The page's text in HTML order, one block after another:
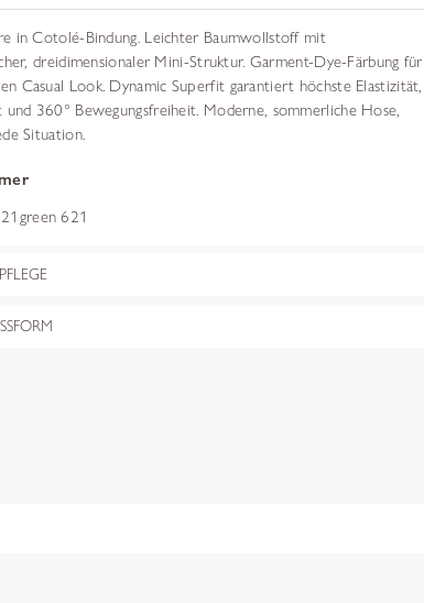
in Cotolé-Bindung. Leichter Baumwollstoff mit
dreidimensionaler Mini-Struktur. Garment-Dye-Färbung für
Casual Look. Dynamic Superfit garantiert höchste Elastizität,
und 360° Bewegungsfreiheit. Moderne, sommerliche Hose,
Situation.
621